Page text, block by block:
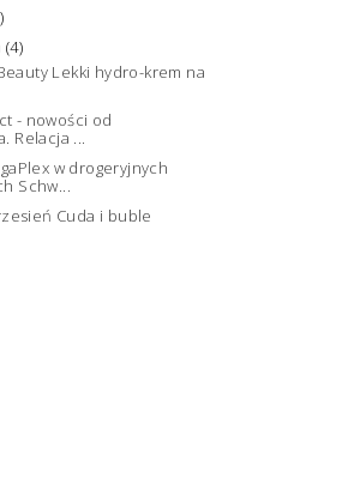
(4)
Lekki hydro-krem na
- nowości od
Relacja ...
w drogeryjnych
Schw...
Cuda i buble